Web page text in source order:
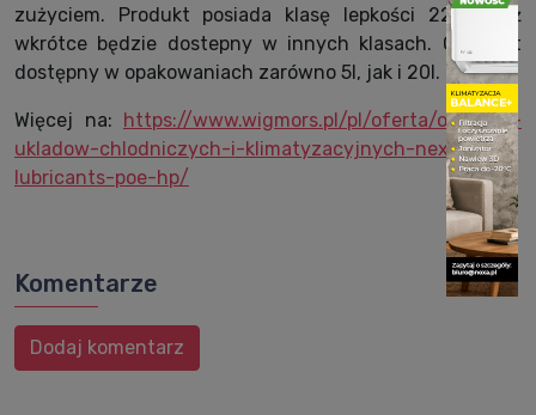
zużyciem. Produkt posiada klasę lepkości 220 i już
wkrótce będzie dostepny w innych klasach. Olej jest
dostępny w opakowaniach zarówno 5l, jak i 20l.
Więcej na:
https://www.wigmors.pl/pl/oferta/oleje-do-
ukladow-chlodniczych-i-klimatyzacyjnych-next-
lubricants-poe-hp/
Komentarze
Dodaj komentarz